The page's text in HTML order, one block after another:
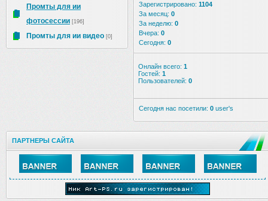
Промты для ии
фотосессии [196]
Промты для ии видео [0]
Зарегистрировано: 1104
За месяц: 0
За неделю: 0
Вчера: 0
Сегодня: 0
Онлайн всего: 1
Гостей: 1
Пользователей: 0
Сегодня нас посетили: 0 user's
ПАРТНЕРЫ САЙТА